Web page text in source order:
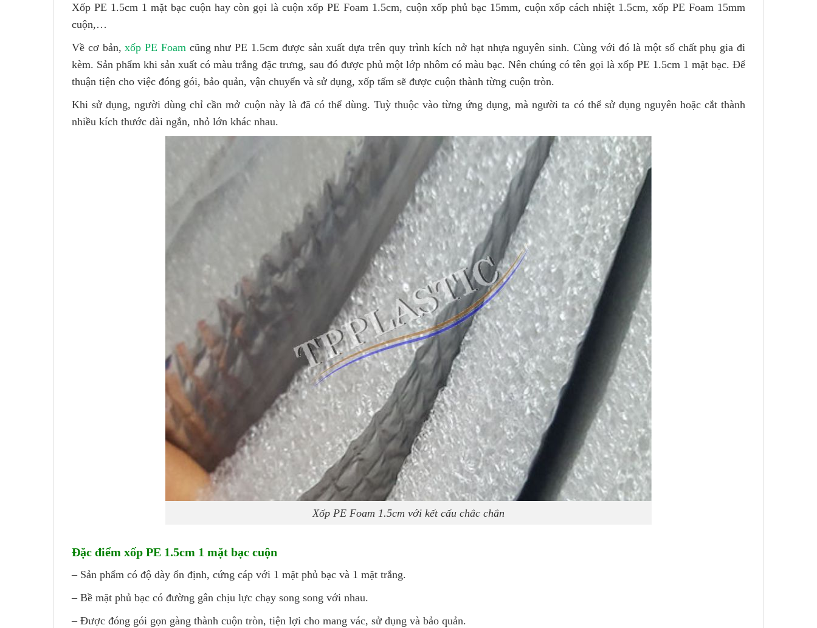
Xốp PE 1.5cm 1 mặt bạc cuộn hay còn gọi là cuộn xốp PE Foam 1.5cm, cuộn xốp phủ bạc 15mm, cuộn xốp cách nhiệt 1.5cm, xốp PE Foam 15mm
cuộn,…
Về cơ bản,xốp PE Foam cũng như PE 1.5cm được sản xuất dựa trên quy trình kích nở hạt nhựa nguyên sinh. Cùng với đó là một số chất phụ gia đi
kèm. Sản phẩm khi sản xuất có màu trắng đặc trưng, sau đó được phủ một lớp nhôm có màu bạc. Nên chúng có tên gọi là xốp PE 1.5cm 1 mặt bạc. Để
thuận tiện cho việc đóng gói, bảo quản, vận chuyển và sử dụng, xốp tấm sẽ được cuộn thành từng cuộn tròn.
Khi sử dụng, người dùng chỉ cần mở cuộn này là đã có thể dùng. Tuỳ thuộc vào từng ứng dụng, mà người ta có thể sử dụng nguyên hoặc cắt thành
nhiều kích thước dài ngắn, nhỏ lớn khác nhau.
Xốp PE Foam 1.5cm với kết cấu chắc chắn
Đặc điểm xốp PE 1.5cm 1 mặt bạc cuộn
– Sản phẩm có độ dày ổn định, cứng cáp với 1 mặt phủ bạc và 1 mặt trắng.
– Bề mặt phủ bạc có đường gân chịu lực chạy song song với nhau.
– Được đóng gói gọn gàng thành cuộn tròn, tiện lợi cho mang vác, sử dụng và bảo quản.